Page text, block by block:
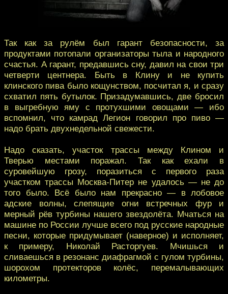
Так как за рулём был гарант безопасности, за
продуктами потопали организаторы тыла и народного
счастья. А гарант, предавшись сну, давил на свои три
четверти центнера. Быть в Клину и не купить
клинского пива было кощунством, посчитал я, и сразу
схватил пять бутылок. Призадумавшись, две бросил
в выгребную яму с протухшими овощами — ибо
вспомнил, что камрад Легион говорил про пиво —
надо брать двухнедельной свежести.
Надо сказать, участок трассы между Клином и
Тверью местами поражал. Так как ехали в
суровейшую грозу, поразиться с первого раза
участком трассы Москва-Питер не удалось — не до
того было. Всё было нам прекрасно — в лобовое
адские волны, слепящие огни встречных фур и
мерный рёв турбины нашего звездолёта. Мчаться на
машине по России лучше всего под русские народные
песни, которые придумывает (наверное) и исполняет,
к примеру, Николай Расторгуев. Мчишься и
сливаешься в резонанс диафрагмой с гулом турбины,
шорохом протекторов колёс, перемалывающих
километры.